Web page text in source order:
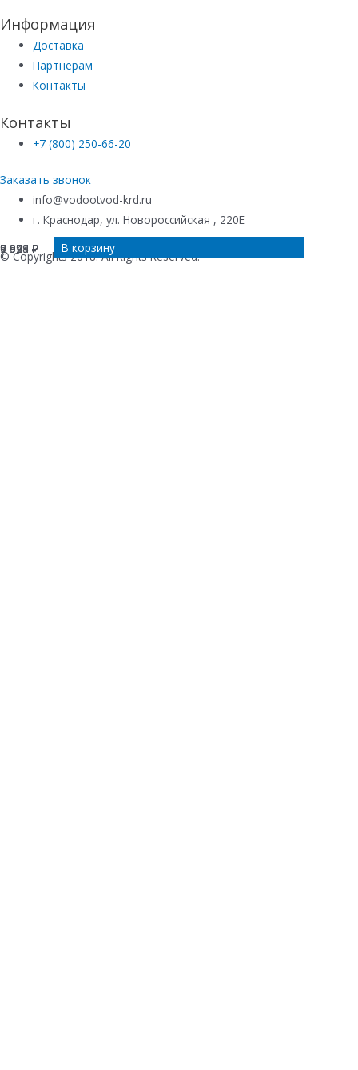
9 928 ₽ В корзину
9 594 ₽ В корзину
7 071 ₽ В корзину
6 949 ₽ В корзину
Информация
Доставка
Партнерам
Контакты
Контакты
+7 (800) 250-66-20
Заказать звонок
info@vodootvod-krd.ru
г. Краснодар, ул. Новороссийская , 220Е
© Copyrights 2018. All Rights Reserved.